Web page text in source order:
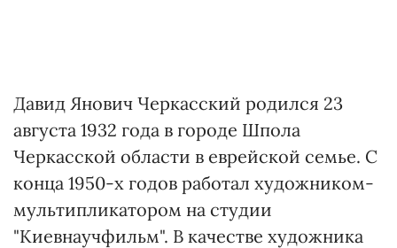
Давид Янович Черкасский родился 23
августа 1932 года в городе Шпола
Черкасской области в еврейской семье. С
конца 1950-х годов работал художником-
мультипликатором на студии
"Киевнаучфильм". В качестве художника